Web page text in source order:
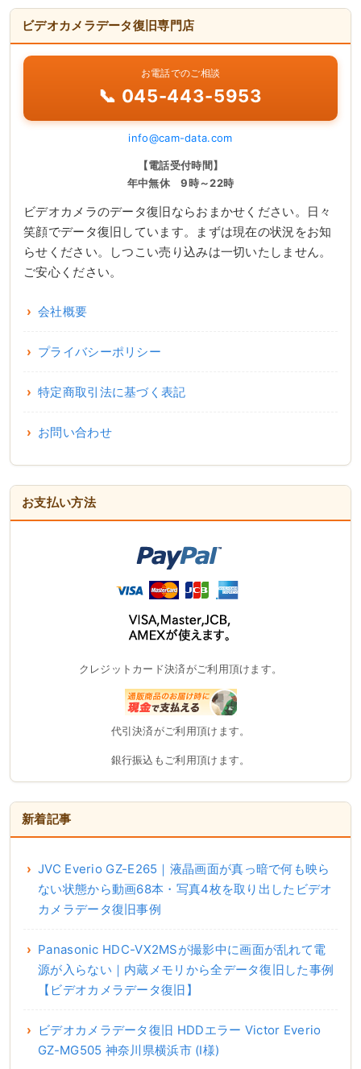
ビデオカメラデータ復旧専門店
お電話でのご相談
📞 045-443-5953
info@cam-data.com
【電話受付時間】
年中無休 9時～22時
ビデオカメラのデータ復旧ならおまかせください。日々
笑顔でデータ復旧しています。まずは現在の状況をお知
らせください。しつこい売り込みは一切いたしません。
ご安心ください。
会社概要
プライバシーポリシー
特定商取引法に基づく表記
お問い合わせ
お支払い方法
クレジットカード決済がご利用頂けます。
代引決済がご利用頂けます。
銀行振込もご利用頂けます。
新着記事
JVC Everio GZ-E265｜液晶画面が真っ暗で何も映ら
ない状態から動画68本・写真4枚を取り出したビデオ
カメラデータ復旧事例
Panasonic HDC-VX2MSが撮影中に画面が乱れて電
源が入らない｜内蔵メモリから全データ復旧した事例
【ビデオカメラデータ復旧】
ビデオカメラデータ復旧 HDDエラー Victor Everio
GZ-MG505 神奈川県横浜市 (I様)